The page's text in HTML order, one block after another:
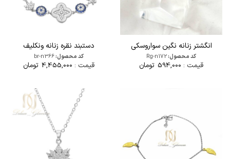
انگشتر زنانه نگین سواروسکی
کد محصول:Rg-n172
قیمت : 594,000 تومان
دستبند نقره زنانه ونکلیف
کد محصول:br-n366
قیمت : 4,455,000 تومان